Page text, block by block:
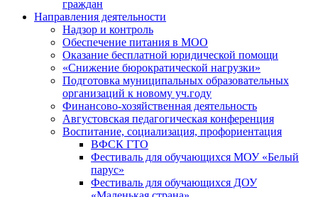
граждан
Направления деятельности
Надзор и контроль
Обеспечение питания в МОО
Оказание бесплатной юридической помощи
«Снижение бюрократической нагрузки»
Подготовка муниципальных образовательных
организаций к новому уч.году
Финансово-хозяйственная деятельность
Августовская педагогическая конференция
Воспитание, социализация, профориентация
ВФСК ГТО
Фестиваль для обучающихся МОУ «Белый
парус»
Фестиваль для обучающихся ДОУ